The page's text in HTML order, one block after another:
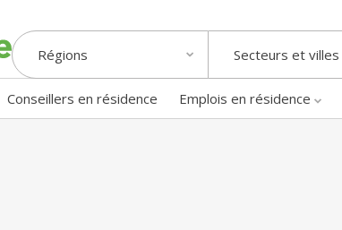
Régions Secteurs et villes
Conseillers en résidence Emplois en résidence